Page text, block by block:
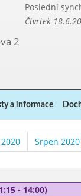
Poslední
Čtvrtek
2
a informace
Srpen 2020
- 14:00)